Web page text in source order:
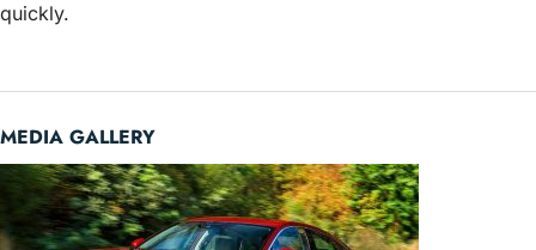
quickly.
MEDIA GALLERY